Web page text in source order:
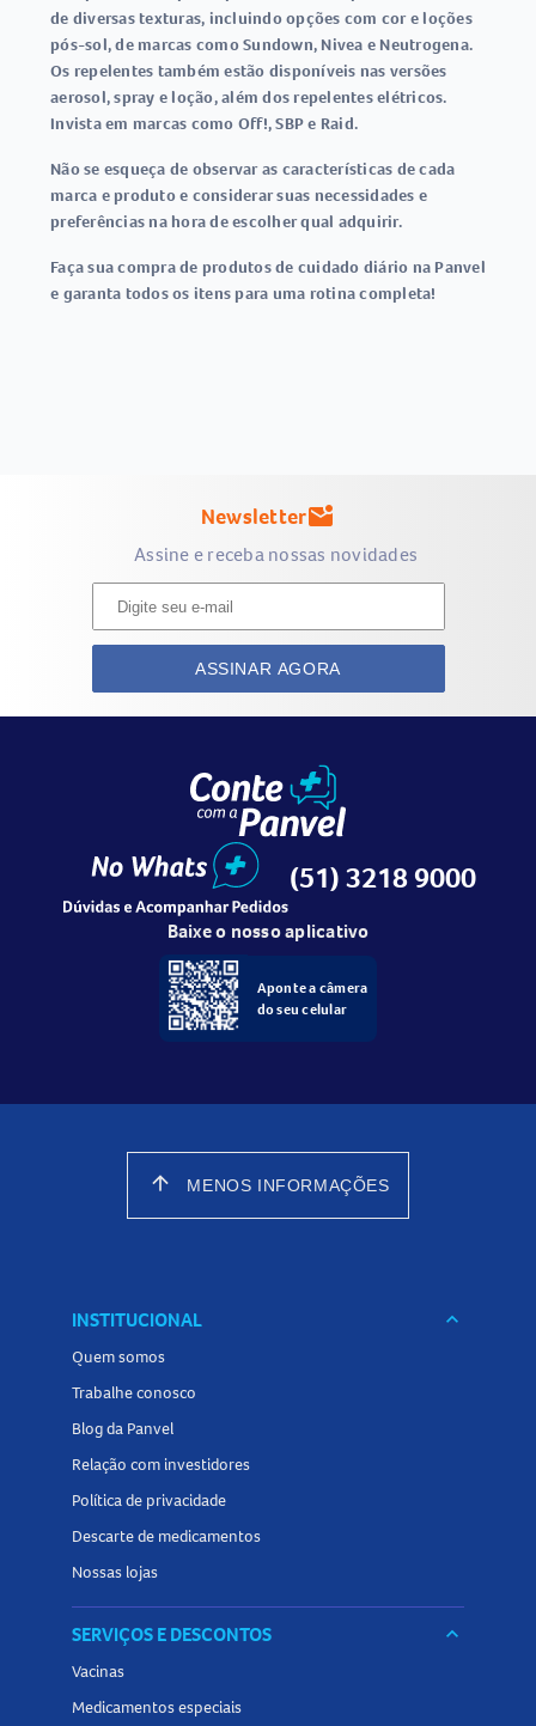
de diversas texturas, incluindo opções com cor e loções
pós-sol, de marcas como Sundown, Nivea e Neutrogena.
Os repelentes também estão disponíveis nas versões
aerosol, spray e loção, além dos repelentes elétricos.
Invista em marcas como Off!, SBP e Raid.
Não se esqueça de observar as características de cada
marca e produto e considerar suas necessidades e
preferências na hora de escolher qual adquirir.
Faça sua compra de produtos de cuidado diário na Panvel
e garanta todos os itens para uma rotina completa!
Newslettermark_email_unread
Assine e receba nossas novidades
ASSINAR AGORA
(51) 3218 9000
Baixe o nosso aplicativo
Aponte a câmera
do seu celular
arrow_upward MENOS INFORMAÇÕES
INSTITUCIONAL keyboard_arrow_down
Quem somos
Trabalhe conosco
Blog da Panvel
Relação com investidores
Política de privacidade
Descarte de medicamentos
Nossas lojas
SERVIÇOS E DESCONTOS keyboard_arrow_down
Vacinas
Medicamentos especiais